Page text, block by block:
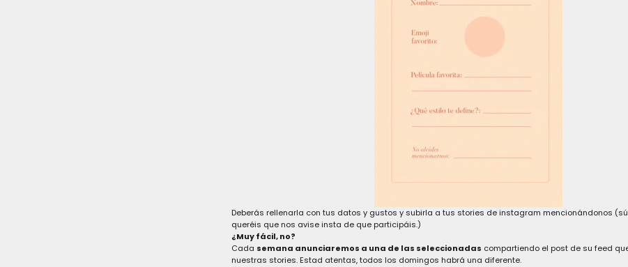
Deberás rellenarla con tus datos y gustos y subirla a tus stories de instagram mencionándonos
queréis que nos avise insta de que participáis.)
¿Muy fácil, no?
Cada semana anunciaremos a una de las seleccionadas compartiendo el post de su feed
nuestras stories. Estad atentas, todos los domingos habrá una diferente.